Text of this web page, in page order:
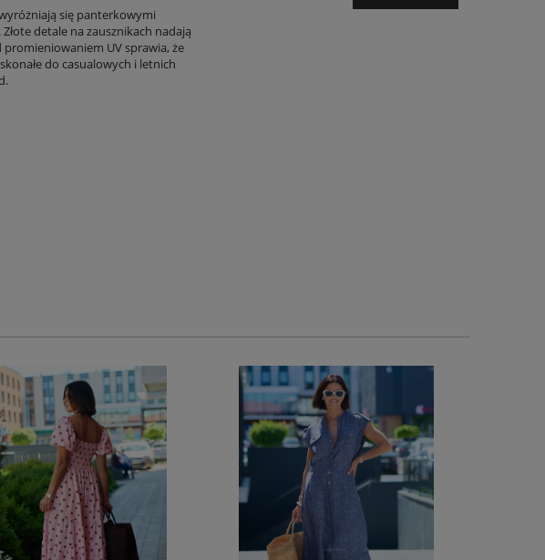
się panterkowymi
detale na zausznikach nadają
promieniowaniem UV sprawia, że
do casualowych i letnich